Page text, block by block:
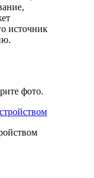
источник
фото.